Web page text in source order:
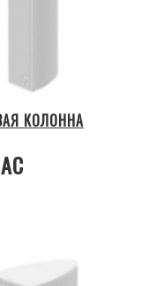
КОЛОННА